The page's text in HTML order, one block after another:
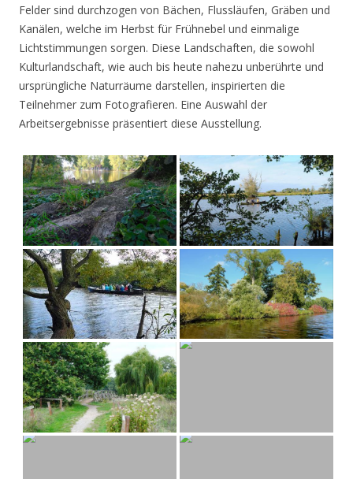
Felder sind durchzogen von Bächen, Flussläufen, Gräben und
Kanälen, welche im Herbst für Frühnebel und einmalige
Lichtstimmungen sorgen. Diese Landschaften, die sowohl
Kulturlandschaft, wie auch bis heute nahezu unberührte und
ursprüngliche Naturräume darstellen, inspirierten die
Teilnehmer zum Fotografieren. Eine Auswahl der
Arbeitsergebnisse präsentiert diese Ausstellung.